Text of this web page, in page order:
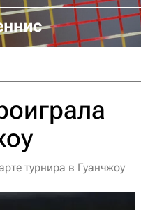
турнира в Гуанчжоу